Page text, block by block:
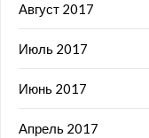
Август 2017
Июль 2017
Июнь 2017
Апрель 2017